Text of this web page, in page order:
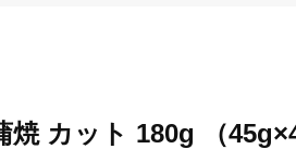
焼 カット 180g （